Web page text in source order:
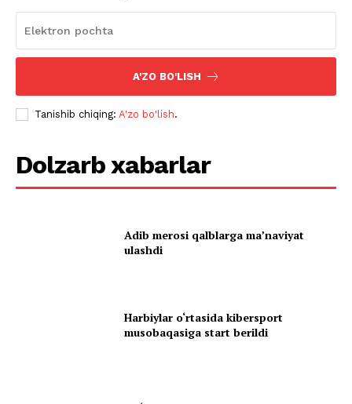
A'ZO BO'LISH
Tanishib chiqing: A'zo bo'lish.
Dolzarb xabarlar
Adib merosi qalblarga maʼnaviyat
ulashdi
Harbiylar o‘rtasida kibersport
musobaqasiga start berildi